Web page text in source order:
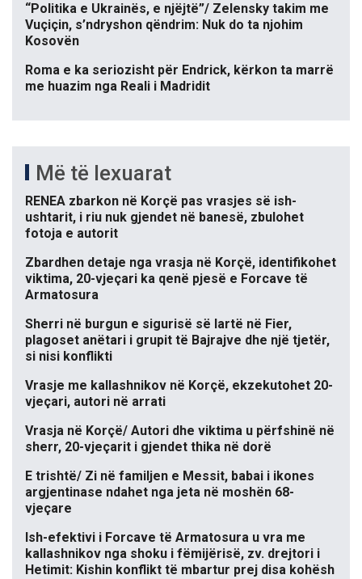
“Politika e Ukrainës, e njëjtë”/ Zelensky takim me
Vuçiçin, s’ndryshon qëndrim: Nuk do ta njohim
Kosovën
Roma e ka seriozisht për Endrick, kërkon ta marrë
me huazim nga Reali i Madridit
Më të lexuarat
RENEA zbarkon në Korçë pas vrasjes së ish-
ushtarit, i riu nuk gjendet në banesë, zbulohet
fotoja e autorit
Zbardhen detaje nga vrasja në Korçë, identifikohet
viktima, 20-vjeçari ka qenë pjesë e Forcave të
Armatosura
Sherri në burgun e sigurisë së lartë në Fier,
plagoset anëtari i grupit të Bajrajve dhe një tjetër,
si nisi konflikti
Vrasje me kallashnikov në Korçë, ekzekutohet 20-
vjeçari, autori në arrati
Vrasja në Korçë/ Autori dhe viktima u përfshinë në
sherr, 20-vjeçarit i gjendet thika në dorë
E trishtë/ Zi në familjen e Messit, babai i ikones
argjentinase ndahet nga jeta në moshën 68-
vjeçare
Ish-efektivi i Forcave të Armatosura u vra me
kallashnikov nga shoku i fëmijërisë, zv. drejtori i
Hetimit: Kishin konflikt të mbartur prej disa kohësh